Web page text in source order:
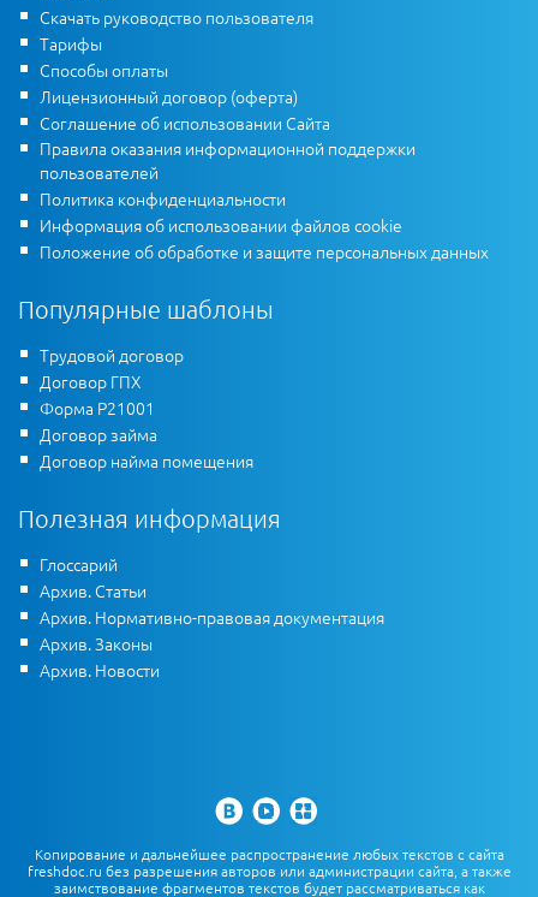
Скачать руководство пользователя
Тарифы
Способы оплаты
Лицензионный договор (оферта)
Соглашение об использовании Сайта
Правила оказания информационной поддержки
пользователей
Политика конфиденциальности
Информация об использовании файлов cookie
Положение об обработке и защите персональных данных
Популярные шаблоны
Трудовой договор
Договор ГПХ
Форма Р21001
Договор займа
Договор найма помещения
Полезная информация
Глоссарий
Архив. Статьи
Архив. Нормативно-правовая документация
Архив. Законы
Архив. Новости
Копирование и дальнейшее распространение любых текстов с сайта
freshdoc.ru без разрешения авторов или администрации сайта, а также
заимствование фрагментов текстов будет рассматриваться как